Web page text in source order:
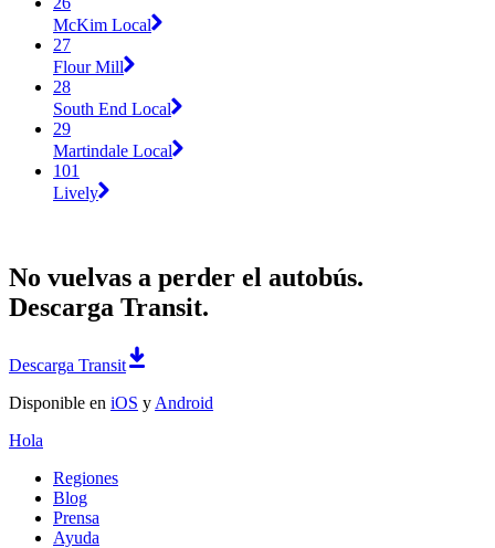
McKim Local
27
Flour Mill
28
South End Local
29
Martindale Local
101
Lively
No vuelvas a perder el autobús.
Descarga Transit.
Descarga Transit
Disponible en iOS y Android
Hola
Regiones
Blog
Prensa
Ayuda